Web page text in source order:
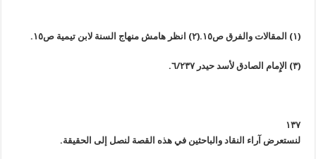
(١) المقالات والفرق ص١٥. (٢) انظر هامش منهاج السنة لابن تيمية ص١٥.
(٣) الإِمام الصادق لأسد حيدر ٦/٢٣٧.
١٣٧
لنستعرض آراء النقاد والباحثين في هذه القصة لنصل إلى الحقيقة.